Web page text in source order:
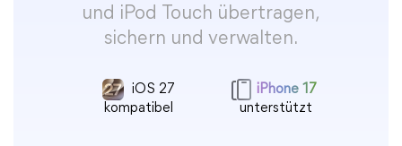
und iPod Touch übertragen,
sichern und verwalten.
iOS 27
kompatibel
iPhone 17
unterstützt